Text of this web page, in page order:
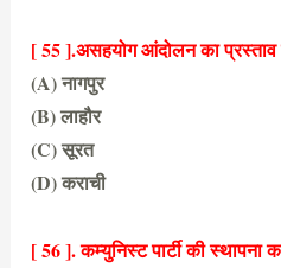
[ 55 ].असहयोग आंदोलन का
(A) नागपुर
(B) लाहौर
(C) सूरत
(D) कराची
[ 56 ]. कम्युनिस्ट पार्टी की स्थापना